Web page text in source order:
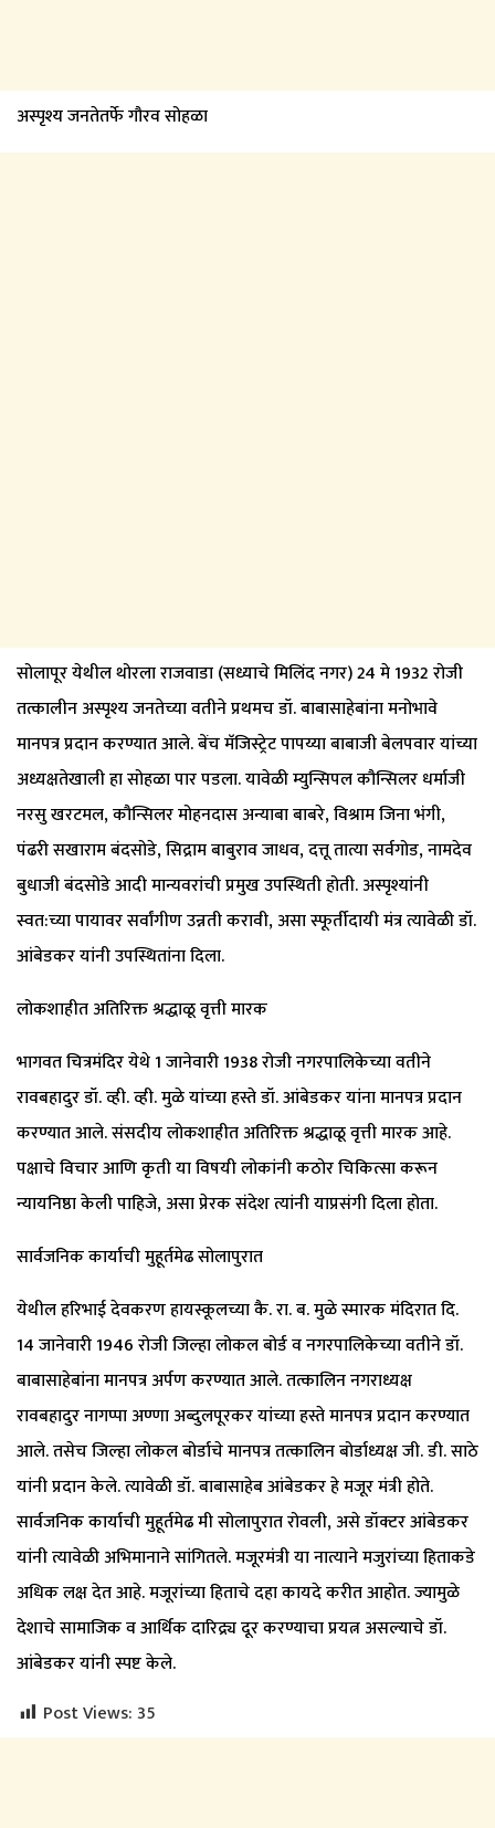
अस्पृश्य जनतेतर्फे गौरव सोहळा
सोलापूर येथील थोरला राजवाडा (सध्याचे मिलिंद नगर) 24 मे 1932 रोजी
तत्कालीन अस्पृश्य जनतेच्या वतीने प्रथमच डॉ. बाबासाहेबांना मनोभावे
मानपत्र प्रदान करण्यात आले. बेंच मॅजिस्ट्रेट पापय्या बाबाजी बेलपवार यांच्या
अध्यक्षतेखाली हा सोहळा पार पडला. यावेळी म्युन्सिपल कौन्सिलर धर्माजी
नरसु खरटमल, कौन्सिलर मोहनदास अन्याबा बाबरे, विश्राम जिना भंगी,
पंढरी सखाराम बंदसोडे, सिद्राम बाबुराव जाधव, दत्तू तात्या सर्वगोड, नामदेव
बुधाजी बंदसोडे आदी मान्यवरांची प्रमुख उपस्थिती होती. अस्पृश्यांनी
स्वत:च्या पायावर सर्वांगीण उन्नती करावी, असा स्फूर्तीदायी मंत्र त्यावेळी डॉ.
आंबेडकर यांनी उपस्थितांना दिला.
लोकशाहीत अतिरिक्त श्रद्धाळू वृत्ती मारक
भागवत चित्रमंदिर येथे 1 जानेवारी 1938 रोजी नगरपालिकेच्या वतीने
रावबहादुर डॉ. व्ही. व्ही. मुळे यांच्या हस्ते डॉ. आंबेडकर यांना मानपत्र प्रदान
करण्यात आले. संसदीय लोकशाहीत अतिरिक्त श्रद्धाळू वृत्ती मारक आहे.
पक्षाचे विचार आणि कृती या विषयी लोकांनी कठोर चिकित्सा करून
न्यायनिष्ठा केली पाहिजे, असा प्रेरक संदेश त्यांनी याप्रसंगी दिला होता.
सार्वजनिक कार्याची मुहूर्तमेढ सोलापुरात
येथील हरिभाई देवकरण हायस्कूलच्या कै. रा. ब. मुळे स्मारक मंदिरात दि.
14 जानेवारी 1946 रोजी जिल्हा लोकल बोर्ड व नगरपालिकेच्या वतीने डॉ.
बाबासाहेबांना मानपत्र अर्पण करण्यात आले. तत्कालिन नगराध्यक्ष
रावबहादुर नागप्पा अण्णा अब्दुलपूरकर यांच्या हस्ते मानपत्र प्रदान करण्यात
आले. तसेच जिल्हा लोकल बोर्डाचे मानपत्र तत्कालिन बोर्डाध्यक्ष जी. डी. साठे
यांनी प्रदान केले. त्यावेळी डॉ. बाबासाहेब आंबेडकर हे मजूर मंत्री होते.
सार्वजनिक कार्याची मुहूर्तमेढ मी सोलापुरात रोवली, असे डॉक्टर आंबेडकर
यांनी त्यावेळी अभिमानाने सांगितले. मजूरमंत्री या नात्याने मजुरांच्या हिताकडे
अधिक लक्ष देत आहे. मजूरांच्या हिताचे दहा कायदे करीत आहोत. ज्यामुळे
देशाचे सामाजिक व आर्थिक दारिद्र्य दूर करण्याचा प्रयत्न असल्याचे डॉ.
आंबेडकर यांनी स्पष्ट केले.
Post Views:35